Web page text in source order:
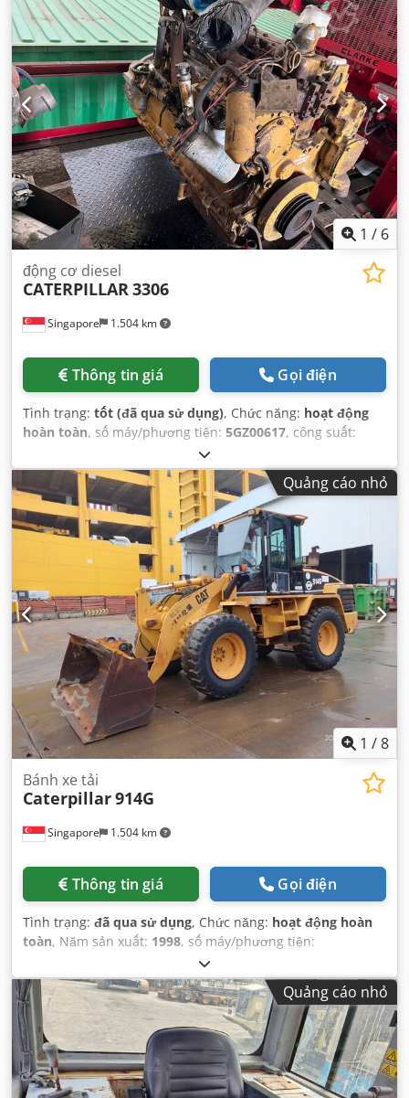
1 / 6
Singapore 1.504 km
động cơ diesel
CATERPILLAR3306
Thông tin giá Gọi điện
Tình trạng: tốt (đã qua sử dụng), Chức năng: hoạt động
hoàn toàn, số máy/phương tiện: 5GZ00617, công suất:
, loại nhiên liệu:
lanh:6, trọng lượng tổng cộng:1.905 kg,
Quảng cáo nhỏ
1 /8
Singapore 1.504 km
Bánh xe tải
Caterpillar914G
Thông tin giá Gọi điện
Tình trạng: đã qua sử dụng, Chức năng: hoạt động hoàn
toàn, Năm sản xuất: 1998, số máy/phương tiện:
Quảng cáo nhỏ